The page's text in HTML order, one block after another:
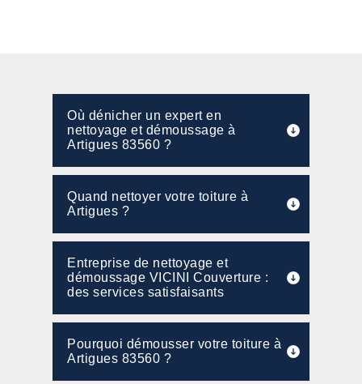
Où dénicher un expert en
nettoyage et démoussage à
Artigues 83560 ?
Quand nettoyer votre toiture à
Artigues ?
Entreprise de nettoyage et
démoussage VICINI Couverture :
des services satisfaisants
Pourquoi démousser votre toiture à
Artigues 83560 ?